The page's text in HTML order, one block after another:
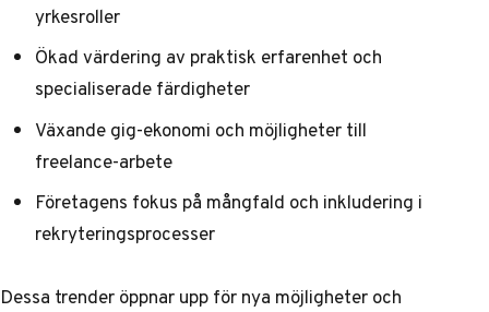
yrkesroller
Ökad värdering av praktisk erfarenhet och
specialiserade färdigheter
Växande gig-ekonomi och möjligheter till
freelance-arbete
Företagens fokus på mångfald och inkludering i
rekryteringsprocesser
Dessa trender öppnar upp för nya möjligheter och